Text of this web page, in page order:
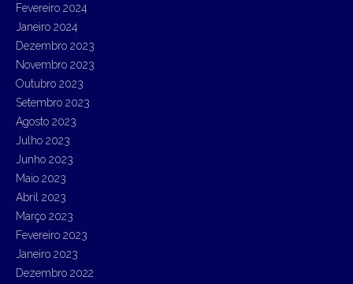
Fevereiro 2024
Janeiro 2024
Dezembro 2023
Novembro 2023
Outubro 2023
Setembro 2023
Agosto 2023
Julho 2023
Junho 2023
Maio 2023
Abril 2023
Março 2023
Fevereiro 2023
Janeiro 2023
Dezembro 2022